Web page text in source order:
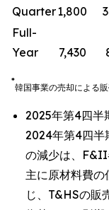
Quarter1,800
Full-
Year
7,430
*
韓国事業の売却による
2025年第4四半
2024年第4四半
の減少は、F&II
主に原材料費
じ、T&HSの販